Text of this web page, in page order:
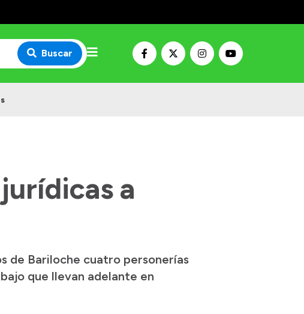
Buscar
a
de Bariloche cuatro personerías
que llevan adelante en